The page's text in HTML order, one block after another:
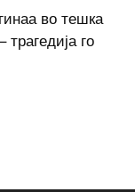
во тешка
трагедија го